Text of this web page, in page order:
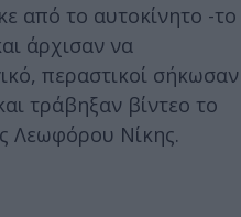
από το αυτοκίνητο -το
άρχισαν να
περαστικοί σήκωσαν
τράβηξαν βίντεο το
Λεωφόρου Νίκης.